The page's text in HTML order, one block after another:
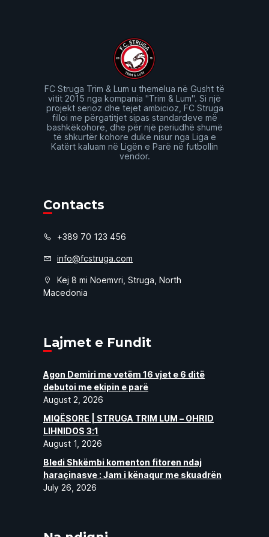
FC Struga Trim & Lum u themelua në Gusht të
vitit 2015 nga kompania "Trim & Lum". Si një
projekt serioz dhe tejet ambicioz, FC Struga
filloi me përgatitjet sipas standardeve më
bashkëkohore, dhe për një periudhë shumë
të shkurtër kohore duke nisur nga Liga e
Katërt kaluam në Ligën e Parë në futbollin
vendor.
Contacts
+389 70 123 456
info@fcstruga.com
Kej 8 mi Noemvri, Struga, North
Macedonia
Lajmet e Fundit
Agon Demiri me vetëm 16 vjet e 6 ditë
debutoi me ekipin e parë
August 2, 2026
MIQËSORE | STRUGA TRIM LUM – OHRID
LIHNIDOS 3:1
August 1, 2026
Bledi Shkëmbi komenton fitoren ndaj
haraçinasve : Jam i kënaqur me skuadrën
July 26, 2026